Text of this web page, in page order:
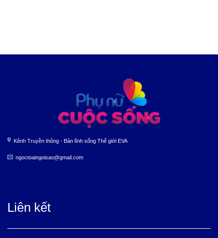
Kênh Truyền thông - Bản lĩnh sống Thế giới EVA
ngoctoaingoisao@gmail.com
Liên kết